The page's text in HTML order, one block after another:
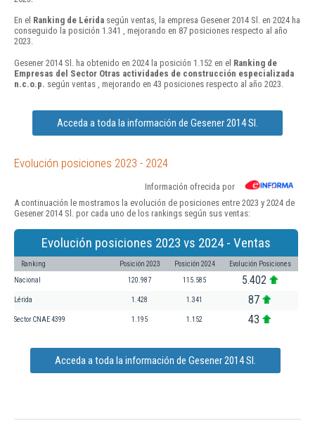
En el Ranking de Lérida según ventas, la empresa Gesener 2014 Sl. en 2024 ha
conseguido la posición 1.341 , mejorando en 87 posiciones respecto al año
2023.
Gesener 2014 Sl. ha obtenido en 2024 la posición 1.152 en el Ranking de
Empresas del Sector Otras actividades de construcción especializada
n.c.o.p. según ventas , mejorando en 43 posiciones respecto al año 2023.
Acceda a toda la información de Gesener 2014 Sl.
Evolución posiciones 2023 - 2024
Información ofrecida por
A continuación le mostramos la evolución de posiciones entre 2023 y 2024 de
Gesener 2014 Sl. por cada uno de los rankings según sus ventas:
Evolución posiciones 2023 vs 2024 - Ventas
Ranking Posición 2023 Posición 2024 Evolución Posiciones
Nacional 120.987 115.585 5.402
Lérida 1.428 1.341 87
Sector CNAE 4399 1.195 1.152 43
Acceda a toda la información de Gesener 2014 Sl.